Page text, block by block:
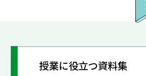
授業に役立つ資料集